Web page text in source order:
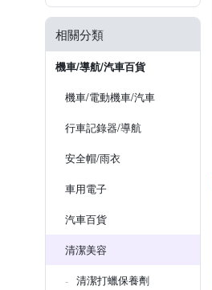
相關分類
機車/導航/汽車百貨
機車/電動機車/汽車
行車記錄器/導航
安全帽/雨衣
車用電子
汽車百貨
清潔美容
清潔打蠟保養劑